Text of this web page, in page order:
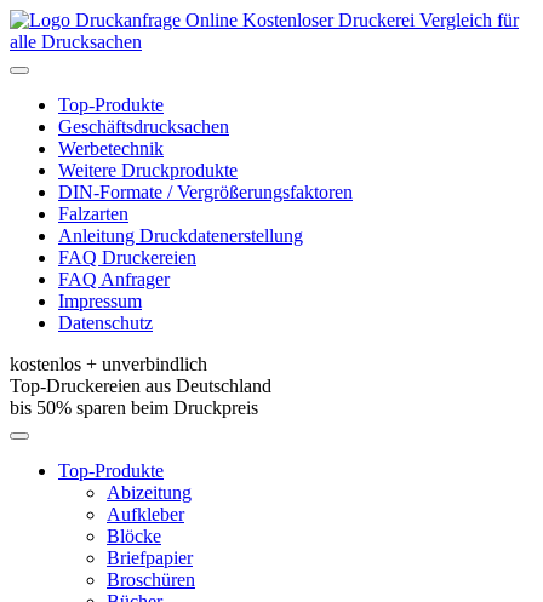
Kostenloser Druckerei Vergleich für
alle Drucksachen
Toggle
navigationTop-Produkte
Geschäftsdrucksachen
Werbetechnik
Weitere Druckprodukte
DIN-Formate / Vergrößerungsfaktoren
Falzarten
Anleitung Druckdatenerstellung
FAQ Druckereien
FAQ Anfrager
Impressum
Datenschutz
kostenlos + unverbindlich
Top-Druckereien aus Deutschland
bis 50% sparen beim Druckpreis
Toggle
navigationTop-Produkte
Abizeitung
Aufkleber
Blöcke
Briefpapier
Broschüren